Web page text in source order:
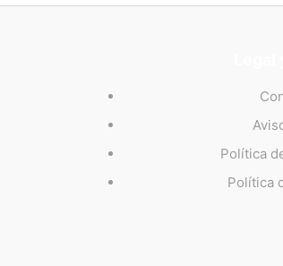
Política
Política